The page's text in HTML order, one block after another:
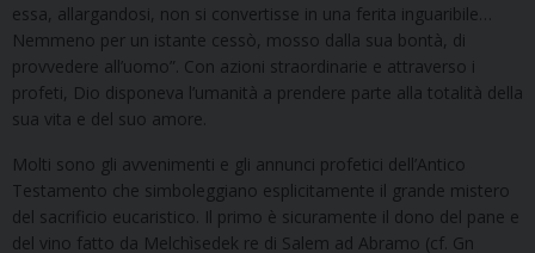
essa, allargandosi, non si convertisse in una ferita inguaribile…
Nemmeno per un istante cessò, mosso dalla sua bontà, di
provvedere all’uomo”. Con azioni straordinarie e attraverso i
profeti, Dio disponeva l’umanità a prendere parte alla totalità della
sua vita e del suo amore.
Molti sono gli avvenimenti e gli annunci profetici dell’Antico
Testamento che simboleggiano esplicitamente il grande mistero
del sacrificio eucaristico. Il primo è sicuramente il dono del pane e
del vino fatto da Melchìsedek re di Salem ad Abramo (cf. Gn